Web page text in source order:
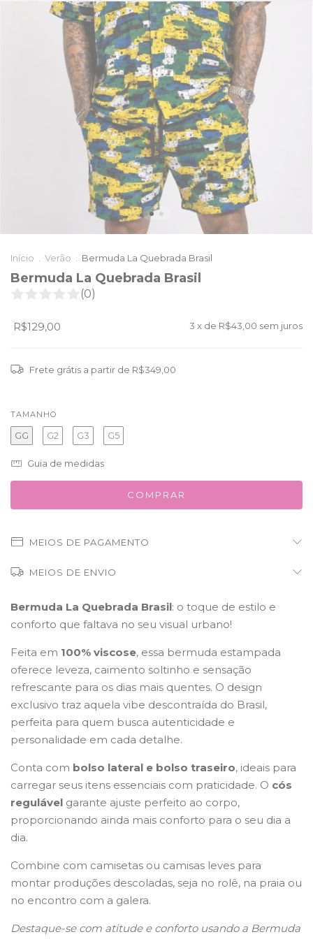
Início Verão Bermuda La Quebrada Brasil
Bermuda La Quebrada Brasil
(0)
R$129,00 3 x de R$43,00 sem juros
Frete grátis a partir de R$349,00
TAMANHO
GG G2 G3 G5
Guia de medidas
MEIOS DE PAGAMENTO
MEIOS DE ENVIO
Bermuda La Quebrada Brasil: o toque de estilo e
conforto que faltava no seu visual urbano!
Feita em 100% viscose, essa bermuda estampada
oferece leveza, caimento soltinho e sensação
refrescante para os dias mais quentes. O design
exclusivo traz aquela vibe descontraída do Brasil,
perfeita para quem busca autenticidade e
personalidade em cada detalhe.
Conta com bolso lateral e bolso traseiro, ideais para
carregar seus itens essenciais com praticidade. O cós
regulável garante ajuste perfeito ao corpo,
proporcionando ainda mais conforto para o seu dia a
dia.
Combine com camisetas ou camisas leves para
montar produções descoladas, seja no rolê, na praia ou
no encontro com a galera.
Destaque-se com atitude e conforto usando a Bermuda